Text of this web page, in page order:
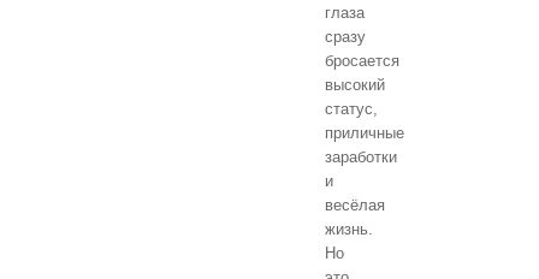
глаза
сразу
бросается
высокий
статус,
приличные
заработки
и
весёлая
жизнь.
Но